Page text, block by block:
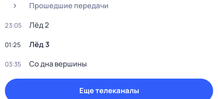
Прошедшие передачи
23:05 Лёд 2
01:25 Лёд 3
03:35 Со дна вершины
Еще телеканалы